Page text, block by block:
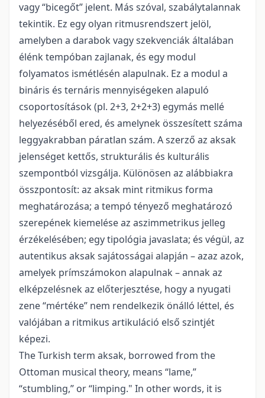
vagy “bicegőt” jelent. Más szóval, szabálytalannak
tekintik. Ez egy olyan ritmusrendszert jelöl,
amelyben a darabok vagy szekvenciák általában
élénk tempóban zajlanak, és egy modul
folyamatos ismétlésén alapulnak. Ez a modul a
bináris és ternáris mennyiségeken alapuló
csoportosítások (pl. 2+3, 2+2+3) egymás mellé
helyezéséből ered, és amelynek összesített száma
leggyakrabban páratlan szám. A szerző az aksak
jelenséget kettős, strukturális és kulturális
szempontból vizsgálja. Különösen az alábbiakra
összpontosít: az aksak mint ritmikus forma
meghatározása; a tempó tényező meghatározó
szerepének kiemelése az aszimmetrikus jelleg
érzékelésében; egy tipológia javaslata; és végül, az
autentikus aksak sajátosságai alapján – azaz azok,
amelyek prímszámokon alapulnak – annak az
elképzelésnek az előterjesztése, hogy a nyugati
zene “mértéke” nem rendelkezik önálló léttel, és
valójában a ritmikus artikuláció első szintjét
képezi.
The Turkish term aksak, borrowed from the
Ottoman musical theory, means “lame,”
“stumbling,” or “limping." In other words, it is